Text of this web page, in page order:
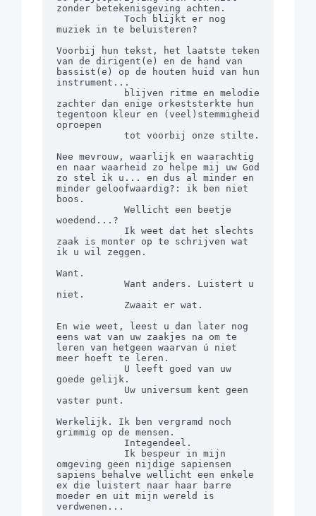
zonder betekenisgeving achten.
muziek in te beluisteren?
Voorbij hun tekst, het laatste teken
van de dirigent(e) en de hand van
bassist(e) op de houten huid van hun
instrument...
zachter dan enige orkeststerkte hun
tegentoon kleur en (veel)stemmigheid
oproepen
Nee mevrouw, waarlijk en waarachtig
en naar waarheid zo helpe mij uw God
zo stel ik u... en dus al minder en
minder geloofwaardig?: ik ben niet
boos.
woedend...?
zaak is monter op te schrijven wat
ik u wil zeggen.
Want.
niet.
En wie weet, leest u dan later nog
eens wat van uw zaakjes na om te
leren van hetgeen waarvan ú niet
meer hoeft te leren.
goede gelijk.
vaster punt.
Werkelijk. Ik ben vergramd noch
grimmig op de mensen.
omgeving geen nijdige sapiensen
sapiens behalve wellicht een enkele
ex die luistert naar haar barre
moeder en uit mijn wereld is
verdwenen...